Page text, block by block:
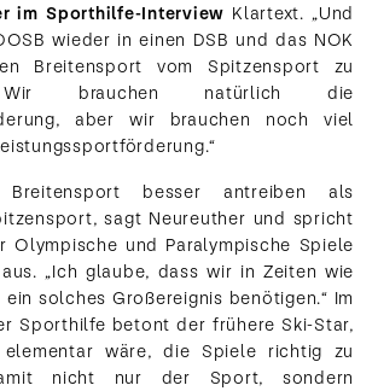
im Sporthilfe-Interview Klartext. „Und
wieder in einen DSB und das NOK
Breitensport vom Spitzensport zu
Wir brauchen natürlich die
aber wir brauchen noch viel
besser antreiben als
sagt Neureuther und spricht
Olympische und Paralympische Spiele
„Ich glaube, dass wir in Zeiten wie
solches Großereignis benötigen.“ Im
Sporthilfe betont der frühere Ski-Star,
wäre, die Spiele richtig zu
nicht nur der Sport, sondern